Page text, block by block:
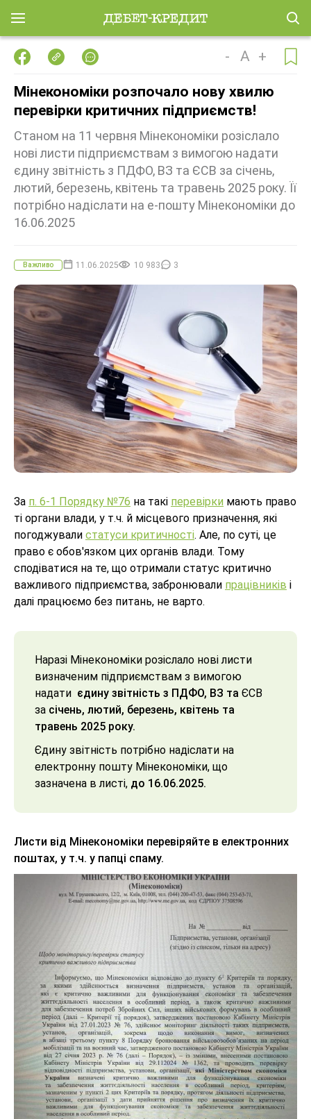
- A +
Мінекономіки розпочало нову хвилю
перевірки критичних підприємств!
Станом на 11 червня Мінекономіки розіслало
нові листи підприємствам з вимогою надати
єдину звітність з ПДФО, ВЗ та ЄСВ за січень,
лютий, березень, квітень та травень 2025 року. Її
потрібно надіслати на е-пошту Мінекономіки до
16.06.2025
Важливо 11.06.2025 10 983 3
За п. 6-1 Порядку №76 на такі перевірки мають право
ті органи влади, у т.ч. й місцевого призначення, які
погоджували статуси критичності. Але, по суті, це
право є обов'язком цих органів влади. Тому
сподіватися на те, що отримали статус критично
важливого підприємства, забронювали працівників і
далі працюємо без питань, не варто.
Наразі Мінекономіки розіслало нові листи
визначеним підприємствам з вимогою
надати єдину звітність з ПДФО, ВЗ та ЄСВ
за січень, лютий, березень, квітень та
травень 2025 року.
Єдину звітність потрібно надіслати на
електронну пошту Мінекономіки, що
зазначена в листі, до 16.06.2025.
Листи від Мінекономіки перевіряйте в електронних
поштах, у т.ч. у папці спаму.